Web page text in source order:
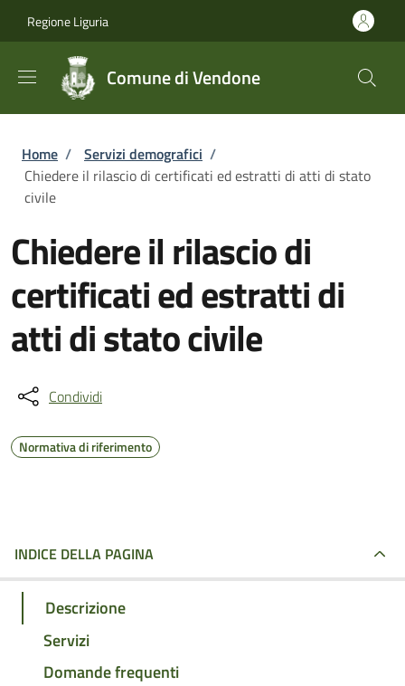
Regione Liguria
Comune di Vendone
Briciole di pane
Home / Servizi demografici /
Chiedere il rilascio di certificati ed estratti di atti di stato
civile
Chiedere il rilascio di
certificati ed estratti di
atti di stato civile
Condividi
Normativa di riferimento
INDICE DELLA PAGINA
Descrizione
Servizi
Domande frequenti